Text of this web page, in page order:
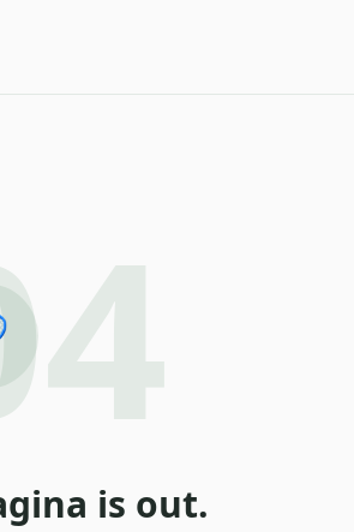
is out.